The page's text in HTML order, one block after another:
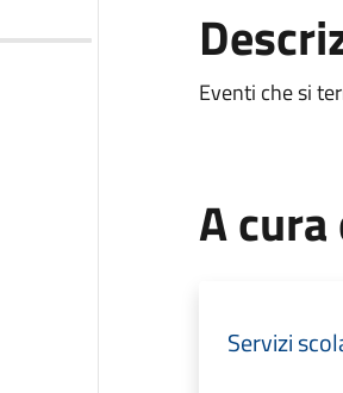
Eventi che si
A cura
Servizi